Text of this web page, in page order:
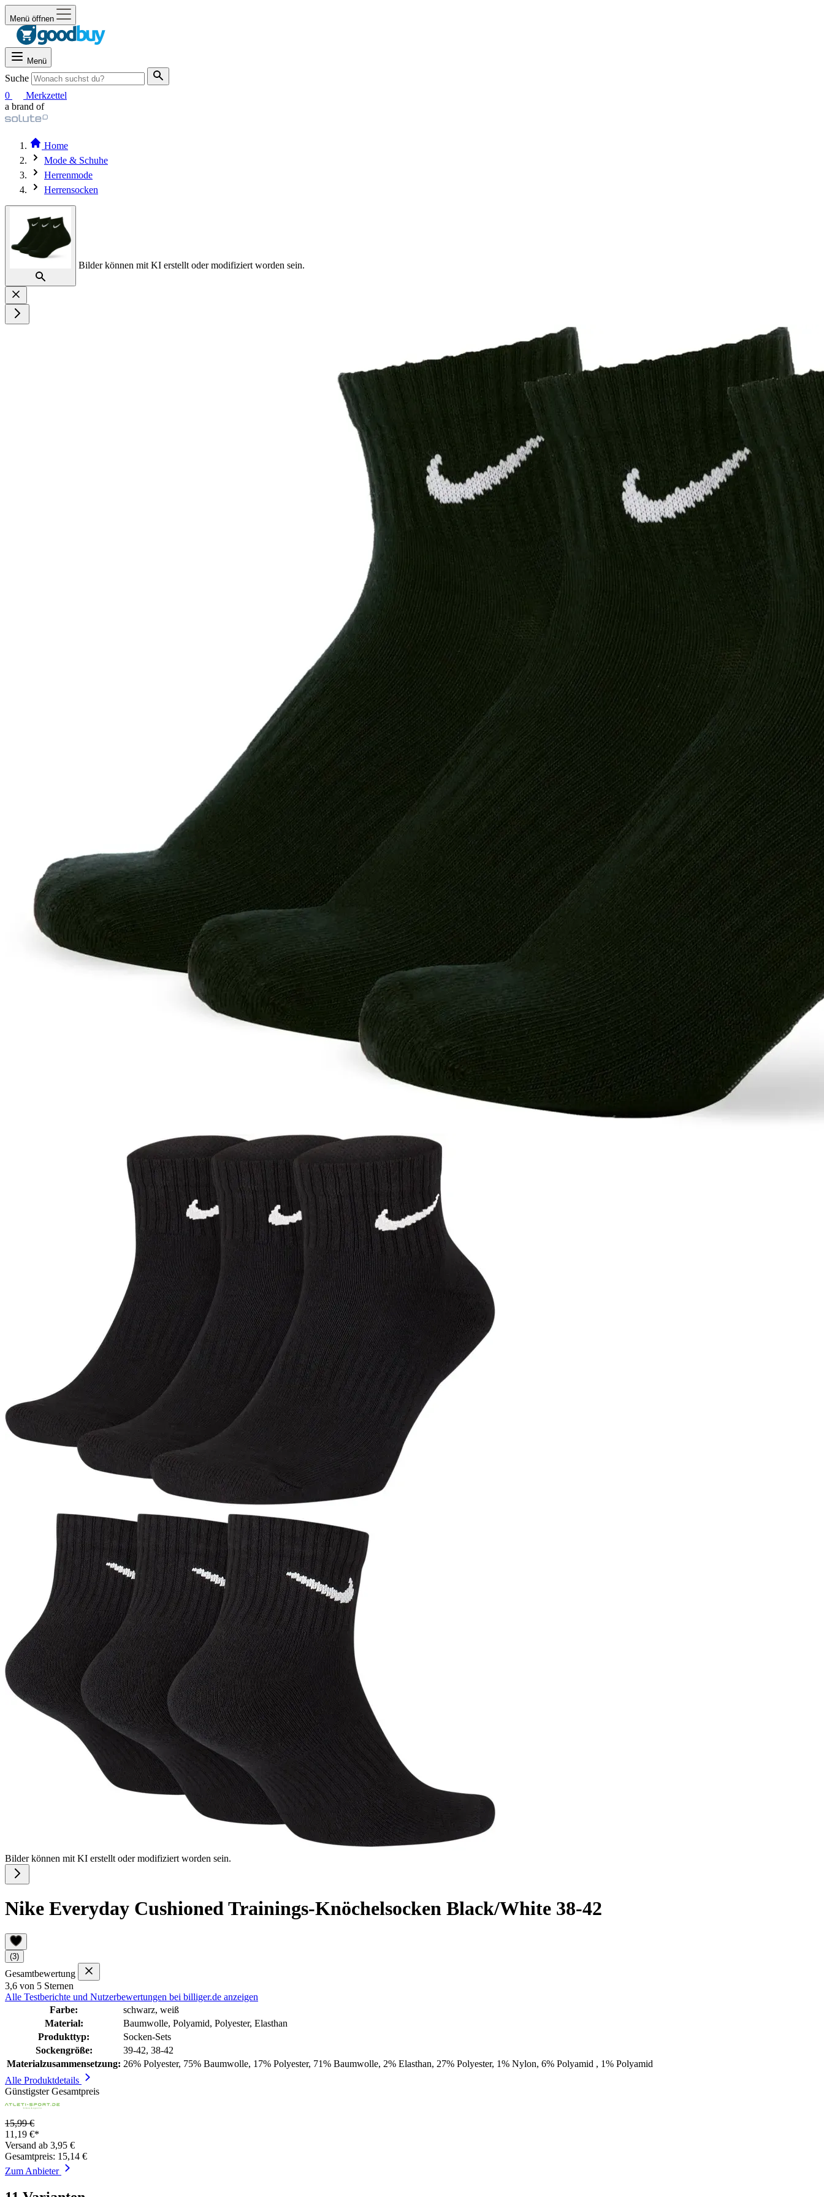
Menü öffnen
Menü
Suche
0
Merkzettel
a brand of
Home
Mode & Schuhe
Herrenmode
Herrensocken
Bilder können mit KI erstellt oder modifiziert worden sein.
Bilder können mit KI erstellt oder modifiziert worden sein.
Nike Everyday Cushioned Trainings-Knöchelsocken Black/White 38-42
(3)
Gesamtbewertung
3,6 von 5 Sternen
Alle Testberichte und Nutzerbewertungen bei billiger.de anzeigen
Farbe:
schwarz, weiß
Material:
Baumwolle, Polyamid, Polyester, Elasthan
Produkttyp:
Socken-Sets
Sockengröße:
39-42, 38-42
Materialzusammensetzung: 26% Polyester, 75% Baumwolle, 17% Polyester, 71% Baumwolle, 2% Elasthan, 27% Polyester, 1% Nylon, 6% Polyamid , 1% Polyamid
Alle Produktdetails
Günstigster Gesamtpreis
15,99 €
11,19 €*
Versand ab 3,95 €
Gesamtpreis: 15,14 €
Zum Anbieter